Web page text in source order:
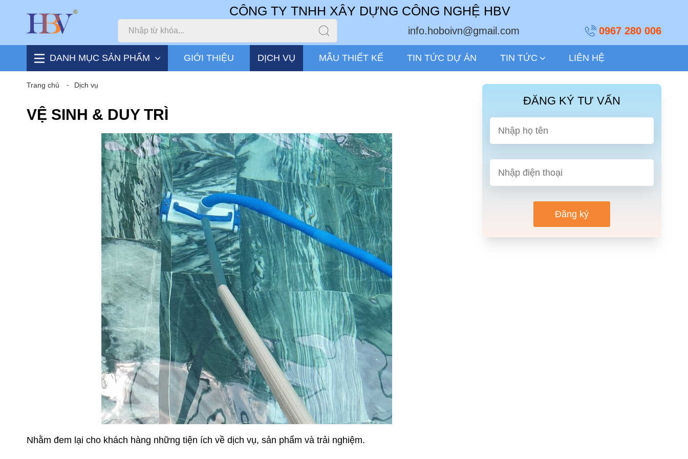
CÔNG TY TNHH XÂY DỰNG CÔNG NGHỆ HBV
info.hoboivn@gmail.com 0967 280 006
DANH MỤC SẢN PHẨM GIỚI THIỆU DỊCH VỤ MẪU THIẾT KẾ TIN TỨC DỰ ÁN TIN TỨC LIÊN HỆ
Trang chủ ⁃ Dịch vụ
VỆ SINH & DUY TRÌ
Nhằm đem lại cho khách hàng những tiện ích về dịch vụ, sản phẩm và trải nghiệm.
ĐĂNG KÝ TƯ VẤN
Đăng ký